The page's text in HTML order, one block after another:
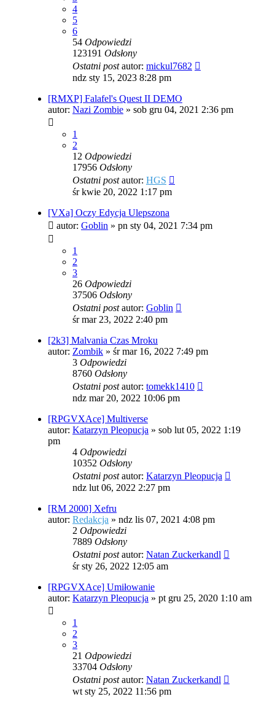
4
5
6
54 Odpowiedzi
123191 Odsłony
Ostatni postautor: mickul7682
ndz sty 15, 2023 8:28 pm
[RMXP] Falafel's Quest II DEMO
autor: Nazi Zombie » sob gru 04, 2021 2:36 pm
1
2
12 Odpowiedzi
17956 Odsłony
Ostatni postautor: HGS
śr kwie 20, 2022 1:17 pm
[VXa] Oczy Edycja Ulepszona
autor: Goblin » pn sty 04, 2021 7:34 pm
1
2
3
26 Odpowiedzi
37506 Odsłony
Ostatni postautor: Goblin
śr mar 23, 2022 2:40 pm
[2k3] Malvania Czas Mroku
autor: Zombik » śr mar 16, 2022 7:49 pm
3 Odpowiedzi
8760 Odsłony
Ostatni postautor: tomekk1410
ndz mar 20, 2022 10:06 pm
[RPGVXAce] Multiverse
autor: Katarzyn Pleopucja » sob lut 05, 2022 1:19
pm
4 Odpowiedzi
10352 Odsłony
Ostatni postautor: Katarzyn Pleopucja
ndz lut 06, 2022 2:27 pm
[RM 2000] Xefru
autor: Redakcja » ndz lis 07, 2021 4:08 pm
2 Odpowiedzi
7889 Odsłony
Ostatni postautor: Natan Zuckerkandl
śr sty 26, 2022 12:05 am
[RPGVXAce] Umiłowanie
autor: Katarzyn Pleopucja » pt gru 25, 2020 1:10 am
1
2
3
21 Odpowiedzi
33704 Odsłony
Ostatni postautor: Natan Zuckerkandl
wt sty 25, 2022 11:56 pm